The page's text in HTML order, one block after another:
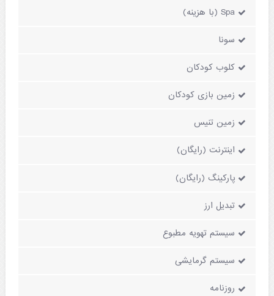
Spa (با هزینه)
سونا
کلوب کودکان
زمین بازی کودکان
زمین تنیس
اینترنت (رایگان)
پارکینگ (رایگان)
تبدیل ارز
سیستم تهویه مطبوع
سیستم گرمایشی
روزنامه